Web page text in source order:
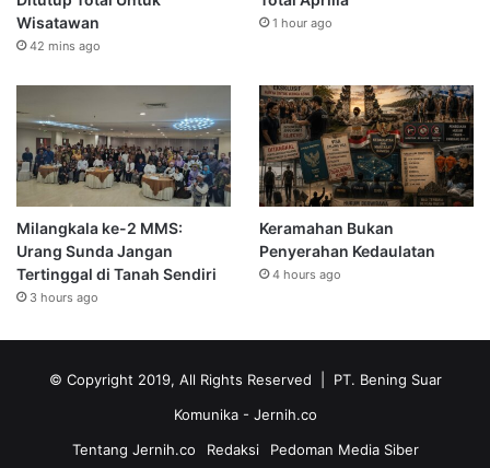
Wisatawan
42 mins ago
1 hour ago
Milangkala ke-2 MMS:
Urang Sunda Jangan
Tertinggal di Tanah Sendiri
3 hours ago
Keramahan Bukan
Penyerahan Kedaulatan
4 hours ago
© Copyright 2019, All Rights Reserved | PT. Bening Suar
Komunika - Jernih.co
Tentang Jernih.co
Redaksi Pedoman Media Siber